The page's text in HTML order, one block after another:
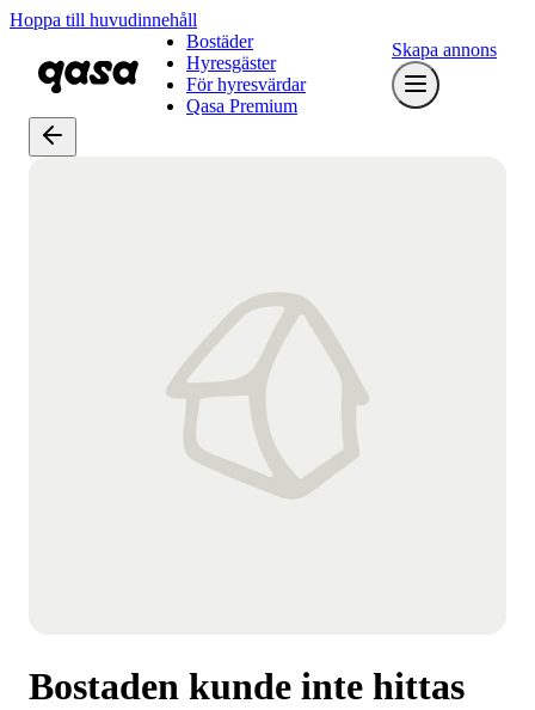
Hoppa till huvudinnehåll
Bostäder
Hyresgäster
För hyresvärdar
Qasa Premium
Skapa annons
Bostaden kunde inte hittas